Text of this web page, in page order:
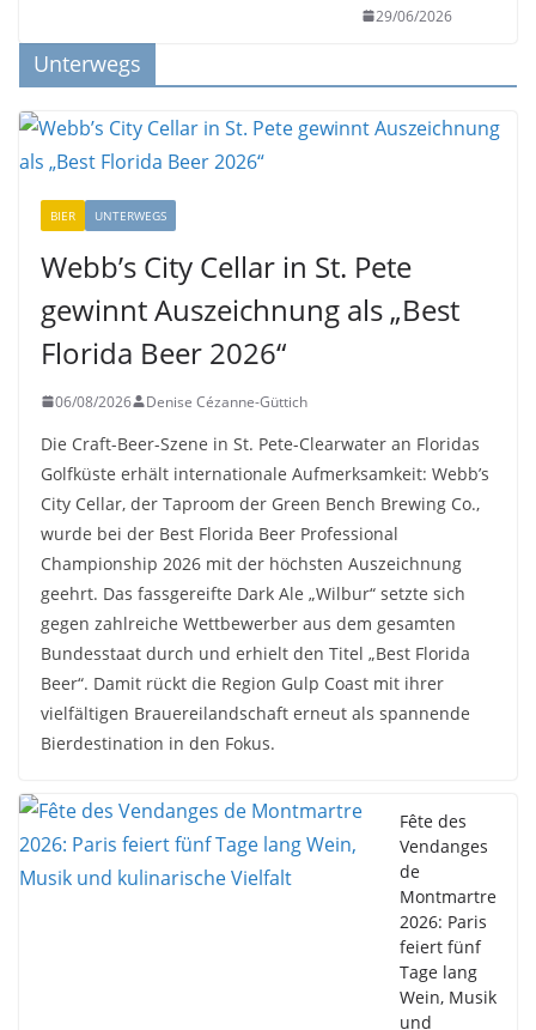
29/06/2026
Unterwegs
BIER UNTERWEGS
Webb’s City Cellar in St. Pete
gewinnt Auszeichnung als „Best
Florida Beer 2026“
06/08/2026 Denise Cézanne-Güttich
Die Craft-Beer-Szene in St. Pete-Clearwater an Floridas
Golfküste erhält internationale Aufmerksamkeit: Webb’s
City Cellar, der Taproom der Green Bench Brewing Co.,
wurde bei der Best Florida Beer Professional
Championship 2026 mit der höchsten Auszeichnung
geehrt. Das fassgereifte Dark Ale „Wilbur“ setzte sich
gegen zahlreiche Wettbewerber aus dem gesamten
Bundesstaat durch und erhielt den Titel „Best Florida
Beer“. Damit rückt die Region Gulp Coast mit ihrer
vielfältigen Brauereilandschaft erneut als spannende
Bierdestination in den Fokus.
Fête des
Vendanges
de
Montmartre
2026: Paris
feiert fünf
Tage lang
Wein, Musik
und